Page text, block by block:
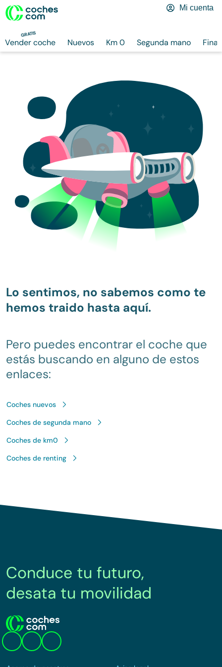
GRATIS
Vender coche Nuevos Km 0 Segunda mano
Mi cuenta
Lo sentimos, no sabemos como te
hemos traido hasta aquí.
Pero puedes encontrar el coche que
estás buscando en alguno de estos
enlaces:
Coches nuevos
Coches de segunda mano
Coches de km0
Coches de renting
Conduce tu futuro,
desata tu movilidad